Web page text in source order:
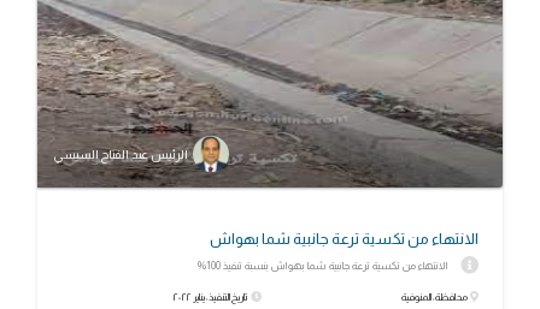
الرئيس عبد الفتاح السيسي
الانتهاء من تكسية ترعة جانبية شما بهواش
الانتهاء من تكسية ترعة جانبية شما بهواش بنسبة تنفيذ 100%
محافظة: المنوفية تاريخ التنفيذ: يناير ٢٠٢٢